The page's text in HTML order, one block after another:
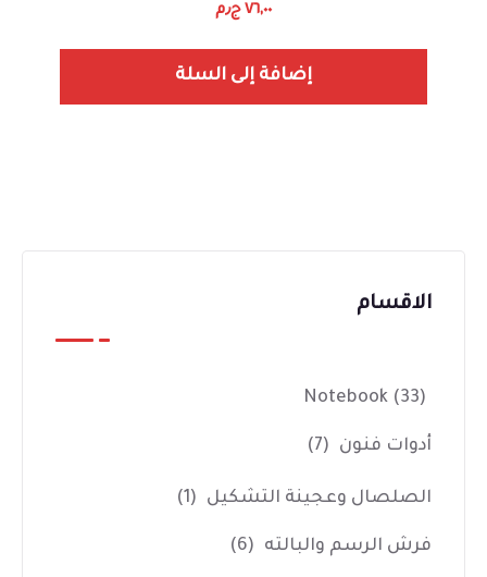
٧٦,٠٠ ج٫م
إضافة إلى السلة
الاقسام
Notebook (33)
أدوات فنون (7)
الصلصال وعجينة التشكيل (1)
فرش الرسم والبالته (6)